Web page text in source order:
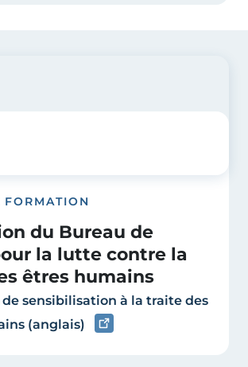
du Bureau de
la lutte contre la
êtres humains
sensibilisation à la traite des
(anglais)